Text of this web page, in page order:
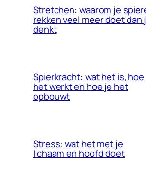
Stretchen: waarom je
rekken veel meer doet dan
denkt
Spierkracht: wat het is, hoe
het werkt en hoe je het
opbouwt
Stress: wat het met je
lichaam en hoofd doet